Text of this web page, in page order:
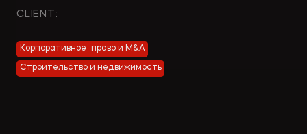
materials
CLIENT:
Корпоративное право и M&A
Строительство и недвижимость